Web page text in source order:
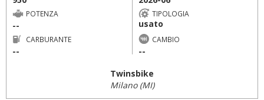
POTENZA
--
TIPOLOGIA
usato
CARBURANTE
--
CAMBIO
--
Twinsbike
Milano (MI)